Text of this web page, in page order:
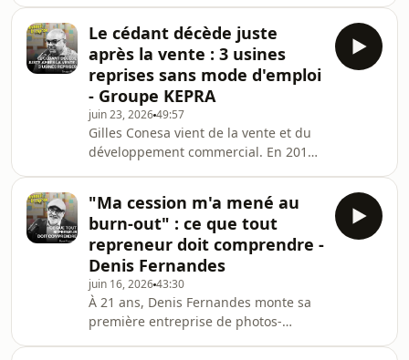
culture d'une boîte, ses dynamiques
informelles, ses personnes clés, et
tout ce qui fait que ça tourne
vraiment.Elle démonte une idée reçue
qui coûte cher, pour elle : signer, c'est
la partie facile. Mais ce qui arrive
après, personne ne vous y prépare
vraiment. Les é
Le cédant décède juste
après la vente : 3 usines
reprises sans mode d'emploi
- Groupe KEPRA
juin 23, 202649:57
Gilles Conesa vient de la vente et du
développement commercial. En 2019,
constitué de 3 usines. Peu après la
signature, le vendeur décède
brutalement d’une crise cardiaque,
interrompant net la transmission.
Seul aux commandes et face à une
série de crises, il parvient pourtant,
sept ans plus tard, à faire passer le
chiffre d'affair
"Ma cession m'a mené au
burn-out" : ce que tout
repreneur doit comprendre -
Denis Fernandes
juin 16, 202643:30
À 21 ans, Denis Fernandes monte sa
première entreprise de photos-